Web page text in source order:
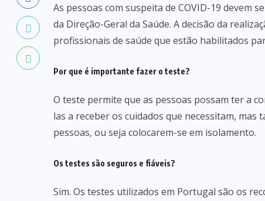
As pessoas com suspeita de COVID-19 devem
da Direção-Geral da Saúde. A decisão da
profissionais de saúde que estão habilitados
Por que é importante fazer o teste?
O teste permite que as pessoas possam ter a
las a receber os cuidados que necessitam,
pessoas, ou seja colocarem-se em isolamento.
Os testes são seguros e fiáveis?
Sim. Os testes utilizados em Portugal são os